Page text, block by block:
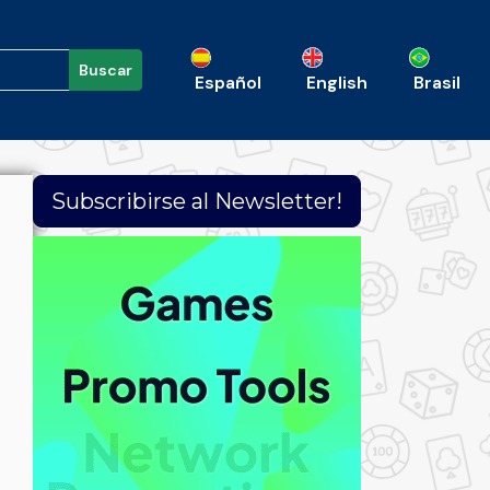
Buscar
Español English Brasil
Subscribirse al Newsletter!